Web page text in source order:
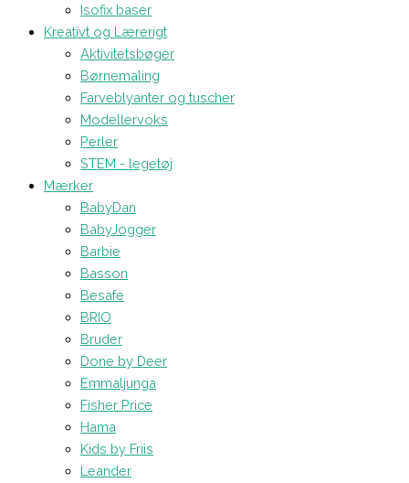
Isofix baser
Kreativt og Lærerigt
Aktivitetsbøger
Børnemaling
Farveblyanter og tuscher
Modellervoks
Perler
STEM - legetøj
Mærker
BabyDan
BabyJogger
Barbie
Basson
Besafe
BRIO
Bruder
Done by Deer
Emmaljunga
Fisher Price
Hama
Kids by Friis
Leander